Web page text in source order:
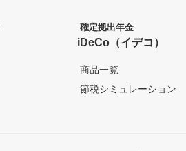
確定拠出年金
iDeCo（イデコ）
商品一覧
節税シミュレーション